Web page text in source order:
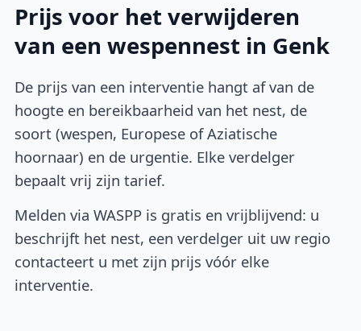
Prijs voor het verwijderen
van een wespennest in Genk
De prijs van een interventie hangt af van de
hoogte en bereikbaarheid van het nest, de
soort (wespen, Europese of Aziatische
hoornaar) en de urgentie. Elke verdelger
bepaalt vrij zijn tarief.
Melden via WASPP is gratis en vrijblijvend: u
beschrijft het nest, een verdelger uit uw regio
contacteert u met zijn prijs vóór elke
interventie.